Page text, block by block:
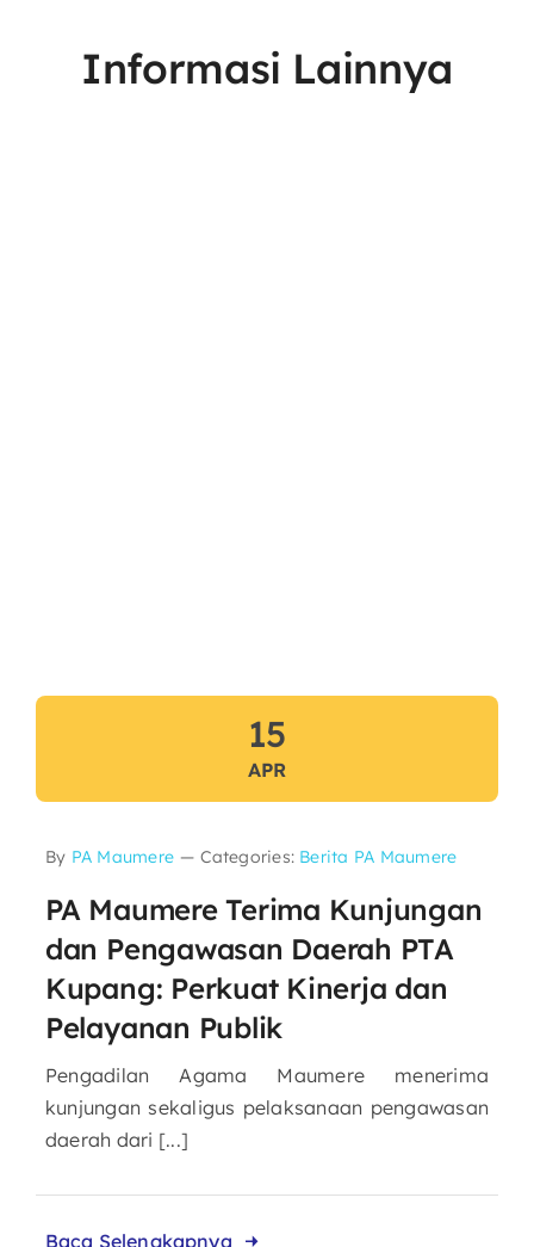
Informasi Lainnya
15
APR
By PA Maumere — Categories: Berita PA Maumere
PA Maumere Terima Kunjungan
dan Pengawasan Daerah PTA
Kupang: Perkuat Kinerja dan
Pelayanan Publik
Pengadilan Agama Maumere menerima
kunjungan sekaligus pelaksanaan pengawasan
daerah dari [...]
Baca Selengkapnya